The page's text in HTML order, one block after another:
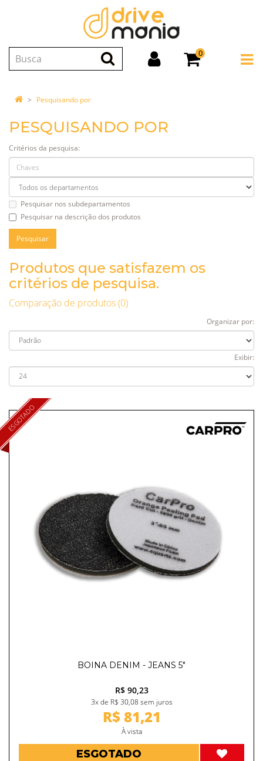
0
Pesquisando por
PESQUISANDO POR
Critérios da pesquisa:
Pesquisar nos subdepartamentos
Pesquisar na descrição dos produtos
Produtos que satisfazem os
critérios de pesquisa.
Comparação de produtos (0)
Organizar por:
Exibir:
ESGOTADO
BOINA DENIM - JEANS 5"
R$ 90,23
3x de R$ 30,08 sem juros
R$ 81,21
À vista
ESGOTADO